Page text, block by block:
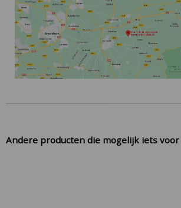
Andere producten die mogelijk iets voor